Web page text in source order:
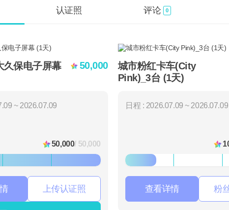
认证照 评论 0
久保电子屏幕
50,000
~ 2026.07.09
50,000/ 50,000
上传认证照
城市粉红卡车(City
Pink)_3台 (1天)
日程 : 2026.07.09 ~ 2026.07.09
查看详情 粉